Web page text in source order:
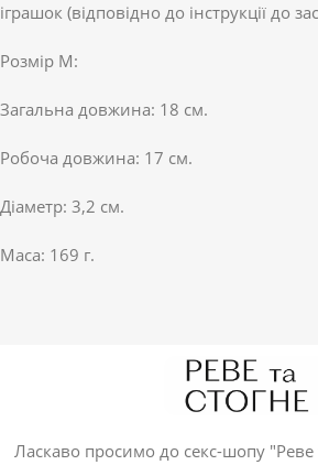
іграшок (відповідно до інструкції до
Розмір М:
Загальна довжина: 18 см.
Робоча довжина: 17 см.
Діаметр: 3,2 см.
Маса: 169 г.
Ласкаво просимо до секс-шопу